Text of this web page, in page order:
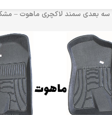
بعدی سمند لاکچری ماهوت –